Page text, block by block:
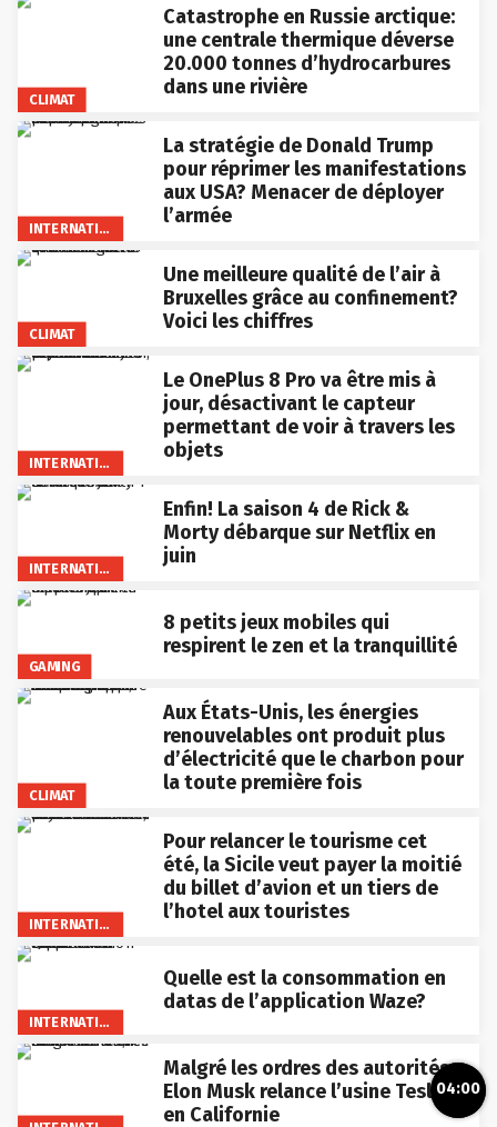
CLIMAT
Catastrophe en Russie arctique:
une centrale thermique déverse
20.000 tonnes d’hydrocarbures
dans une rivière
La stratégie de Donald Trump
pour réprimer les manifestations
aux USA? Menacer de déployer
l’armée
CLIMAT
Une meilleure qualité de l’air à
Bruxelles grâce au confinement?
Voici les chiffres
Le OnePlus 8 Pro va être mis à
jour, désactivant le capteur
permettant de voir à travers les
objets
Enfin! La saison 4 de Rick &
Morty débarque sur Netflix en
juin
GAMING
8 petits jeux mobiles qui
respirent le zen et la tranquillité
CLIMAT
Aux États-Unis, les énergies
renouvelables ont produit plus
d’électricité que le charbon pour
la toute première fois
Pour relancer le tourisme cet
été, la Sicile veut payer la moitié
du billet d’avion et un tiers de
l’hotel aux touristes
Quelle est la consommation en
datas de l’application Waze?
Malgré les ordres des autorités,
Elon Musk relance l’usine Tesla
en Californie
04:00